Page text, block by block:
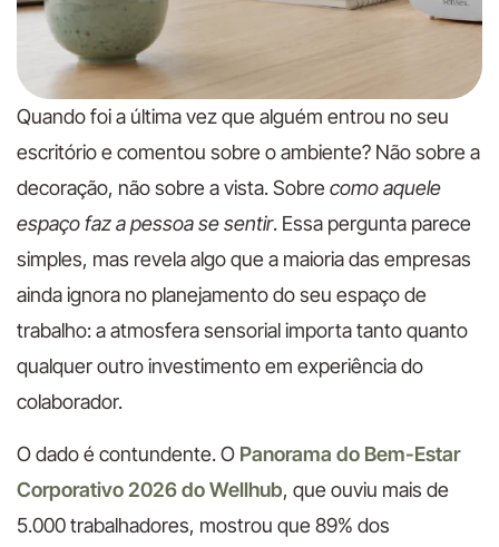
Quando foi a última vez que alguém entrou no seu
escritório e comentou sobre o ambiente? Não sobre a
decoração, não sobre a vista. Sobre como aquele
espaço faz a pessoa se sentir. Essa pergunta parece
simples, mas revela algo que a maioria das empresas
ainda ignora no planejamento do seu espaço de
trabalho: a atmosfera sensorial importa tanto quanto
qualquer outro investimento em experiência do
colaborador.
O dado é contundente. O Panorama do Bem-Estar
Corporativo 2026 do Wellhub, que ouviu mais de
5.000 trabalhadores, mostrou que 89% dos